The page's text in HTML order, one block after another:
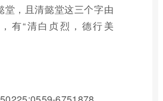
堂，且清懿堂这三个字由
有“清白贞烈，德行美